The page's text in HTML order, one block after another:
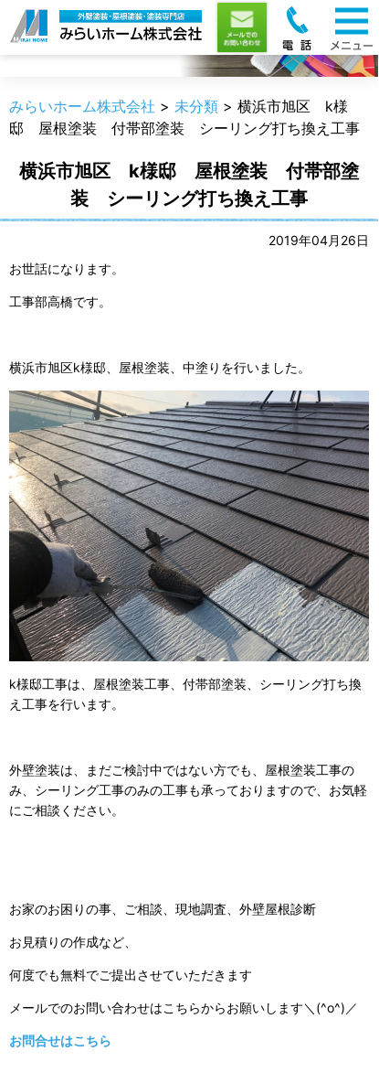
職人のうんちく
みらいホーム株式会社 > 未分類 > 横浜市旭区 k様
邸 屋根塗装 付帯部塗装 シーリング打ち換え工事
横浜市旭区 k様邸 屋根塗装 付帯部塗
装 シーリング打ち換え工事
2019年04月26日
お世話になります。
工事部高橋です。
横浜市旭区k様邸、屋根塗装、中塗りを行いました。
k様邸工事は、屋根塗装工事、付帯部塗装、シーリング打ち換
え工事を行います。
外壁塗装は、まだご検討中ではない方でも、屋根塗装工事の
み、シーリング工事のみの工事も承っておりますので、お気軽
にご相談ください。
お家のお困りの事、ご相談、現地調査、外壁屋根診断
お見積りの作成など、
何度でも無料でご提出させていただきます
メールでのお問い合わせはこちらからお願いします＼(^o^)／
お問合せはこちら